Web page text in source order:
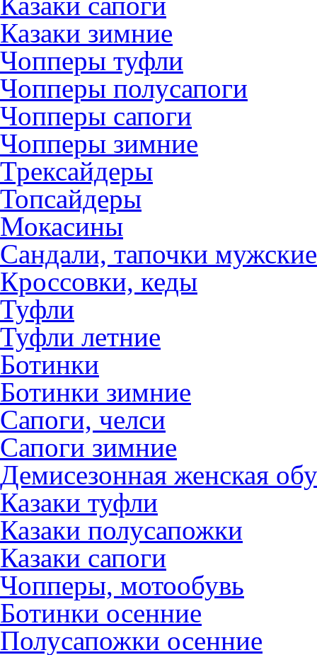
Казаки зимние
Чопперы туфли
Чопперы полусапоги
Чопперы сапоги
Чопперы зимние
Трексайдеры
Топсайдеры
Мокасины
Сандали, тапочки мужские
Кроссовки, кеды
Туфли
Туфли летние
Ботинки
Ботинки зимние
Сапоги, челси
Сапоги зимние
Демисезонная женская
Казаки туфли
Казаки полусапожки
Казаки сапоги
Чопперы, мотообувь
Ботинки осенние
Полусапожки осенние